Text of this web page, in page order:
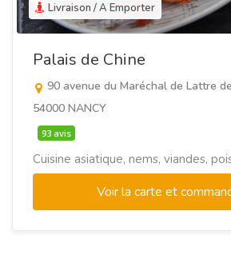
Livraison / A Emporter
Palais de Chine
90 avenue du Maréchal de Lattre
54000 NANCY
93 avis
Cuisine asiatique, nems, viandes,
Voir la carte et